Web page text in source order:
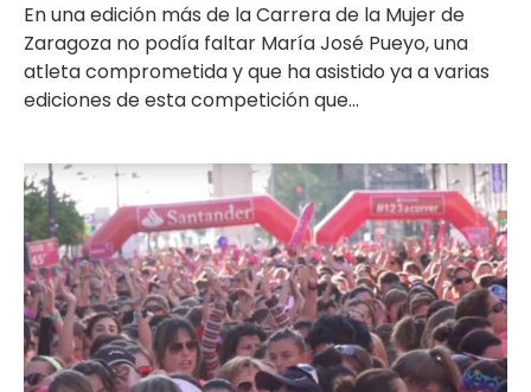
En una edición más de la Carrera de la Mujer de
Zaragoza no podía faltar María José Pueyo, una
atleta comprometida y que ha asistido ya a varias
ediciones de esta competición que...